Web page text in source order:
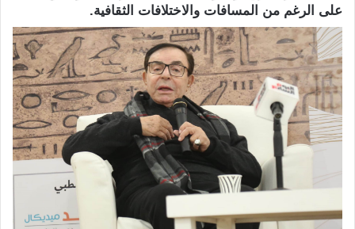
على الرغم من المسافات والاختلافات الثقافية.